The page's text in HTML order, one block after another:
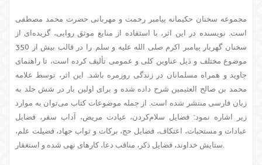
مجموعه سخنان حکیمانه پیامبر رحمت و مهربانی حضرت محمد مصطفی
است. نویسنده در این اثر، با استفاده از منابع موثق روایی، گزیده‌ای از
سخنان گهربار پیامبر اکرم صلی الله علیه و سلم را در قالب بیش از 350
موضوع مختلف و ذیل عناوین کلی و عمومی تألیف کرده است، تا راهنمای
جاوید و همراه مسلمانان در زندگی روزمره باشد. این اثر، توسط علامه
محمد بن صالح العثیمین شرح داده شده و برای اولین بار در شش جلد به
زبان فارسی منتشر شده است. از جمله موضوعات کتاب می‌توان به موارد
زیر اشاره نمود: فضایل سلام‌کردن، عیادت مریض، آداب سفر، فضایل
عبادات و مستحبات، اعتکاف، فضایل حج، برکات و ثواب جهاد، فضیلت علم،
ستایش خداوند، فضایل ذکر، مناقب دعا، کارهای نهی شده و استغفار.